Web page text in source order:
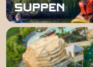
SUPPEN